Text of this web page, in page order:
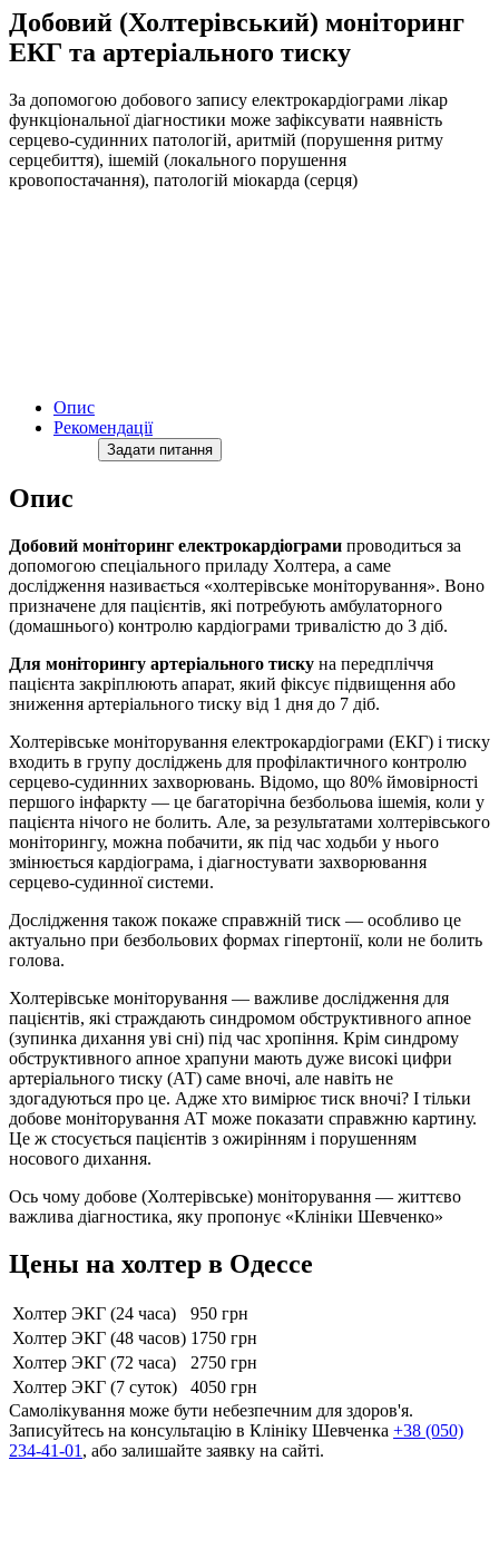
Добовий (Холтерівський) моніторинг
ЕКГ та артеріального тиску
За допомогою добового запису електрокардіограми лікар
функціональної діагностики може зафіксувати наявність
серцево-судинних патологій, аритмій (порушення ритму
серцебиття), ішемій (локального порушення
кровопостачання), патологій міокарда (серця)
Опис
Рекомендації
Задати питання
Опис
Добовий моніторинг електрокардіограми проводиться за
допомогою спеціального приладу Холтера, а саме
дослідження називається «холтерівське моніторування». Воно
призначене для пацієнтів, які потребують амбулаторного
(домашнього) контролю кардіограми тривалістю до 3 діб.
Для моніторингу артеріального тиску на передпліччя
пацієнта закріплюють апарат, який фіксує підвищення або
зниження артеріального тиску від 1 дня до 7 діб.
Холтерівське моніторування електрокардіограми (ЕКГ) і тиску
входить в групу досліджень для профілактичного контролю
серцево-судинних захворювань. Відомо, що 80% ймовірності
першого інфаркту — це багаторічна безбольова ішемія, коли у
пацієнта нічого не болить. Але, за результатами холтерівського
моніторингу, можна побачити, як під час ходьби у нього
змінюється кардіограма, і діагностувати захворювання
серцево-судинної системи.
Дослідження також покаже справжній тиск — особливо це
актуально при безбольових формах гіпертонії, коли не болить
голова.
Холтерівське моніторування — важливе дослідження для
пацієнтів, які страждають синдромом обструктивного апное
(зупинка дихання уві сні) під час хропіння. Крім синдрому
обструктивного апное храпуни мають дуже високі цифри
артеріального тиску (АТ) саме вночі, але навіть не
здогадуються про це. Адже хто вимірює тиск вночі? І тільки
добове моніторування АТ може показати справжню картину.
Це ж стосується пацієнтів з ожирінням і порушенням
носового дихання.
Ось чому добове (Холтерівське) моніторування — життєво
важлива діагностика, яку пропонує «Клініки Шевченко»
Цены на холтер в Одессе
Холтер ЭКГ (24 часа)
950 грн
Холтер ЭКГ (48 часов) 1750 грн
Холтер ЭКГ (72 часа)
2750 грн
Холтер ЭКГ (7 суток)
4050 грн
Самолікування може бути небезпечним для здоров'я.
Записуйтесь на консультацію в Клініку Шевченка +38 (050)
234-41-01, або залишайте заявку на сайті.